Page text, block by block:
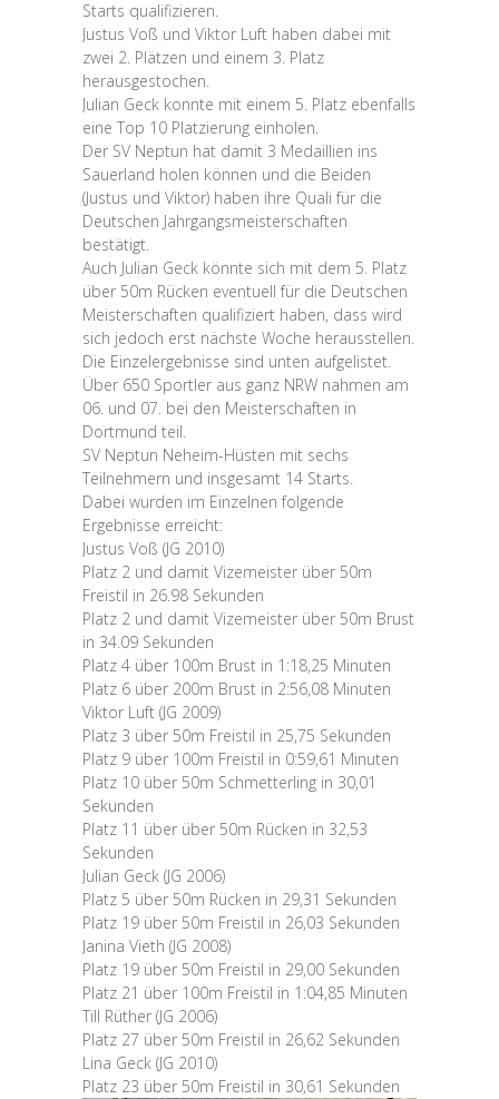
Starts qualifizieren.
Justus Voß und Viktor Luft haben dabei mit
zwei 2. Plätzen und einem 3. Platz
herausgestochen.
Julian Geck konnte mit einem 5. Platz ebenfalls
eine Top 10 Platzierung einholen.
Der SV Neptun hat damit 3 Medaillien ins
Sauerland holen können und die Beiden
(Justus und Viktor) haben ihre Quali für die
Deutschen Jahrgangsmeisterschaften
bestätigt.
Auch Julian Geck könnte sich mit dem 5. Platz
über 50m Rücken eventuell für die Deutschen
Meisterschaften qualifiziert haben, dass wird
sich jedoch erst nächste Woche herausstellen.
Die Einzelergebnisse sind unten aufgelistet.
Über 650 Sportler aus ganz NRW nahmen am
06. und 07. bei den Meisterschaften in
Dortmund teil.
SV Neptun Neheim-Hüsten mit sechs
Teilnehmern und insgesamt 14 Starts.
Dabei wurden im Einzelnen folgende
Ergebnisse erreicht:
Justus Voß (JG 2010)
Platz 2 und damit Vizemeister über 50m
Freistil in 26.98 Sekunden
Platz 2 und damit Vizemeister über 50m Brust
in 34.09 Sekunden
Platz 4 über 100m Brust in 1:18,25 Minuten
Platz 6 über 200m Brust in 2:56,08 Minuten
Viktor Luft (JG 2009)
Platz 3 über 50m Freistil in 25,75 Sekunden
Platz 9 über 100m Freistil in 0:59,61 Minuten
Platz 10 über 50m Schmetterling in 30,01
Sekunden
Platz 11 über über 50m Rücken in 32,53
Sekunden
Julian Geck (JG 2006)
Platz 5 über 50m Rücken in 29,31 Sekunden
Platz 19 über 50m Freistil in 26,03 Sekunden
Janina Vieth (JG 2008)
Platz 19 über 50m Freistil in 29,00 Sekunden
Platz 21 über 100m Freistil in 1:04,85 Minuten
Till Rüther (JG 2006)
Platz 27 über 50m Freistil in 26,62 Sekunden
Lina Geck (JG 2010)
Platz 23 über 50m Freistil in 30,61 Sekunden